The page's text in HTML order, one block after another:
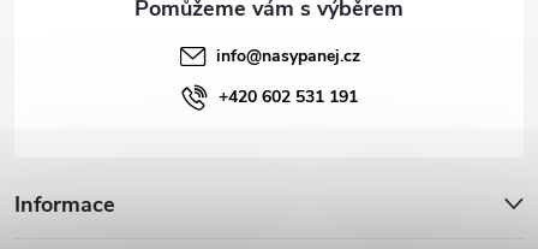
Informace
info@nasypanej.cz
+420 602 531 191